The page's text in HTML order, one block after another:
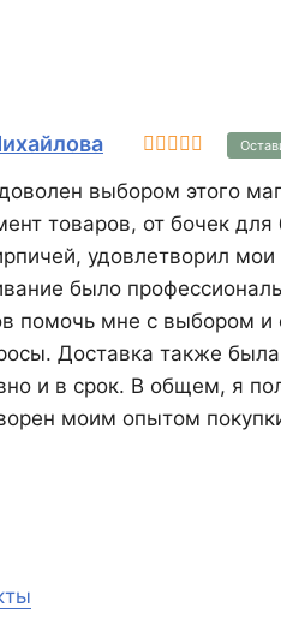
выбором этого
товаров, от бочек
удовлетворил мои
было
помочь мне с выбором и
Доставка также
и в срок. В общем, я
моим опытом